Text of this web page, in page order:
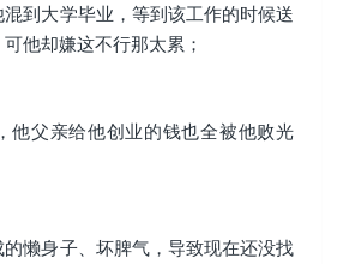
到大学毕业，等到该工作的时候送
他却嫌这不行那太累；
他父亲给他创业的钱也全被他败光
懒身子、坏脾气，导致现在还没找